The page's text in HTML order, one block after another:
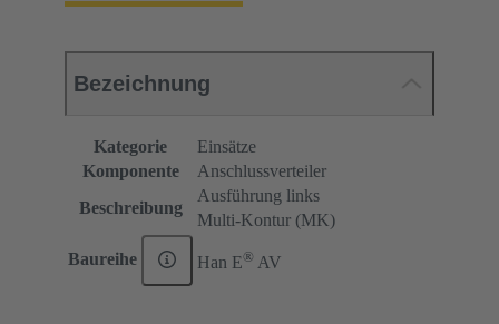
Bezeichnung
Kategorie
Einsätze
Komponente
Anschlussverteiler
Beschreibung
Ausführung links
Multi-Kontur (MK)
Baureihe Han E® AV